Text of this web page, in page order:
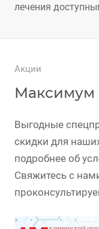
лечения
Акции
Максимум
Выгодные
скидки для
подробнее об
Свяжитесь с